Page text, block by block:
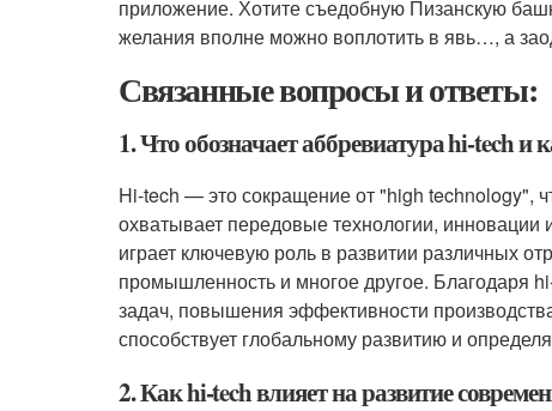
приложение. Хотите съедобную Пизанскую
желания вполне можно воплотить в явь…, а
Связанные вопросы и ответы:
1. Что обозначает аббревиатура hi-tech и
Hi-tech — это сокращение от "high technology",
охватывает передовые технологии,
играет ключевую роль в развитии различных
промышленность и многое другое. Благодаря
задач, повышения эффективности
способствует глобальному развитию и
2. Как hi-tech влияет на развитие